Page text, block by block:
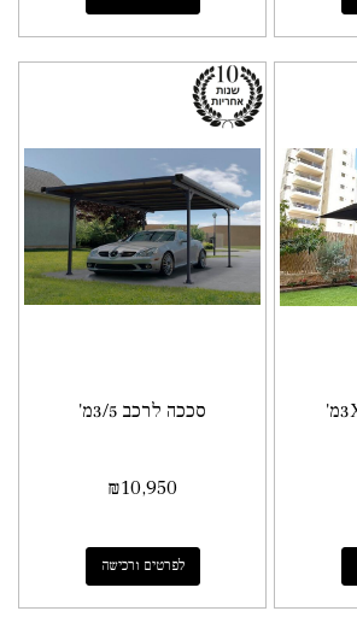
סככה לרכב 3/5מ'
₪10,950
לפרטים ורכישה